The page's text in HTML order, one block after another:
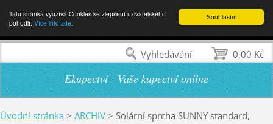
Souhlasím
Tato stránka využívá Cookies ke zlepšení uživatelského
pohodlí. Více info zde.
Ekupectví - Vaše kupectví online
Úvodní stránka > ARCHIV > Solární sprcha SUNNY standard,
0,00 Kč
Vyhledávání